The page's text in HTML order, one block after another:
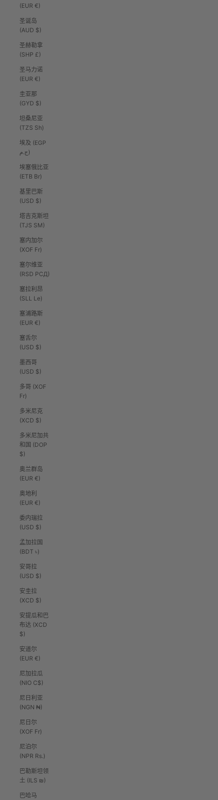
(EUR €)
圣诞岛
(AUD $)
圣赫勒拿
(SHP £)
圣马力诺
(EUR €)
圭亚那
(GYD $)
坦桑尼亚
(TZS Sh)
埃及 (EGP
ج.م)
埃塞俄比亚
(ETB Br)
基里巴斯
(USD $)
塔吉克斯坦
(TJS ЅМ)
塞内加尔
(XOF Fr)
塞尔维亚
(RSD РСД)
塞拉利昂
(SLL Le)
塞浦路斯
(EUR €)
塞舌尔
(USD $)
墨西哥
(USD $)
多哥 (XOF
Fr)
多米尼克
(XCD $)
多米尼加共
和国 (DOP
$)
奥兰群岛
(EUR €)
奥地利
(EUR €)
委内瑞拉
(USD $)
孟加拉国
(BDT ৳)
安哥拉
(USD $)
安圭拉
(XCD $)
安提瓜和巴
布达 (XCD
$)
安道尔
(EUR €)
尼加拉瓜
(NIO C$)
尼日利亚
(NGN ₦)
尼日尔
(XOF Fr)
尼泊尔
(NPR Rs.)
巴勒斯坦领
土 (ILS ₪)
巴哈马